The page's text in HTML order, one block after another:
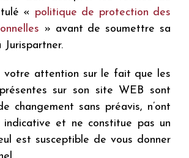
« politique de protection des
» avant de soumettre sa
votre attention sur le fait que les
sur son site WEB sont
changement sans préavis, n’ont
indicative et ne constitue pas un
est susceptible de vous donner